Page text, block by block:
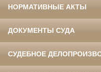
НОРМАТИВНЫЕ АКТЫ
ДОКУМЕНТЫ СУДА
СУДЕБНОЕ